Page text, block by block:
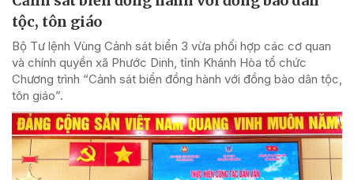
tộc, tôn giáo
Bộ Tư lệnh Vùng Cảnh sát biển 3 vừa phối hợp các cơ quan
và chính quyền xã Phước Dinh, tỉnh Khánh Hòa tổ chức
Chương trình “Cảnh sát biển đồng hành với đồng bào dân tộc,
tôn giáo”.